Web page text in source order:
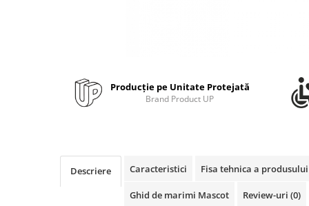
Creioane mecanice si grafit
Markere diverse
Carioci si creioane colorate
Rezerve instrumente scris
Producție pe Unitate Protejată
Brand Product UP
Descriere Caracteristici Fisa tehnica a produsului
Ghid de marimi Mascot Review-uri (0)